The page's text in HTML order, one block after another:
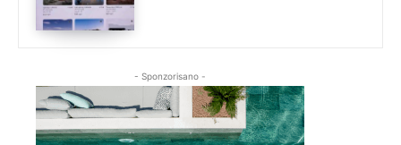
- Sponzorisano -